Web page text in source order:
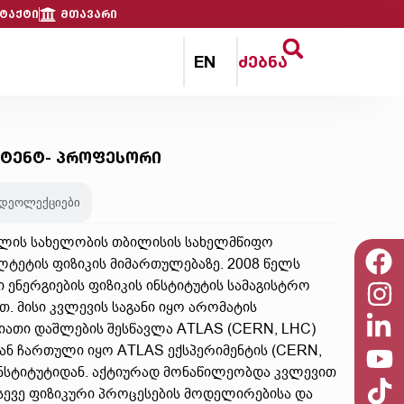
მთავარი
EN ძებნა
პროფესორი
სახელობის თბილისის სახელმწიფო
ფიზიკის მიმართულებაზე. 2008 წელს
ფიზიკის ინსტიტუტის სამაგისტრო
მისი კვლევის საგანი იყო არომატის
დაშლების შესწავლა ATLAS (CERN, LHC)
ჩართული იყო ATLAS ექსპერიმენტის (CERN,
აქტიურად მონაწილეობდა კვლევით
ფიზიკური პროცესების მოდელირებისა და